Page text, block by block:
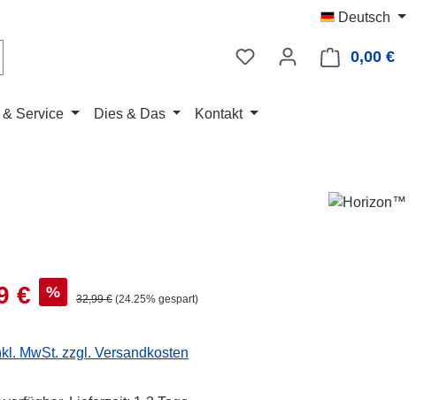
Deutsch
0,00 €
& Service Dies & Das Kontakt
€ % Regulärer Preis:
32,99 € (24.25% gespart)
MwSt. zzgl. Versandkosten